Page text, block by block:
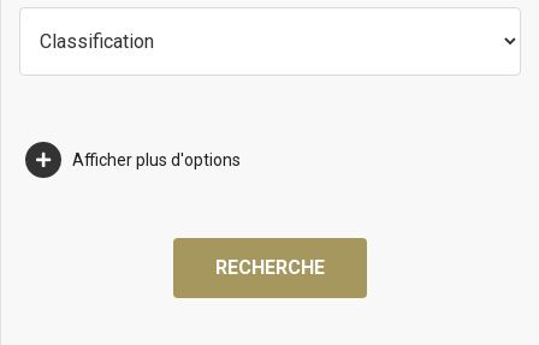
Afficher plus d'options
RECHERCHE